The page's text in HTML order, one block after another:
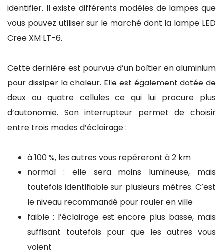
identifier. Il existe différents modèles de lampes que
vous pouvez utiliser sur le marché dont la lampe LED
Cree XM LT-6.
Cette dernière est pourvue d’un boîtier en aluminium
pour dissiper la chaleur. Elle est également dotée de
deux ou quatre cellules ce qui lui procure plus
d’autonomie. Son interrupteur permet de choisir
entre trois modes d’éclairage :
à 100 %, les autres vous repéreront à 2 km
normal : elle sera moins lumineuse, mais
toutefois identifiable sur plusieurs mètres. C’est
le niveau recommandé pour rouler en ville
faible : l’éclairage est encore plus basse, mais
suffisant toutefois pour que les autres vous
voient